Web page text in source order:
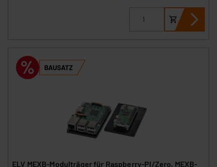
ELV MEXB-Modulträger für Raspberry-PI/Zero, MEXB-